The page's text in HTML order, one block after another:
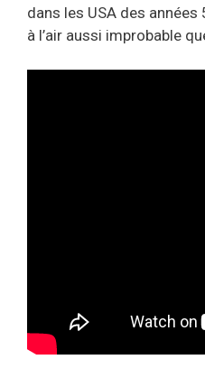
dans les USA des années
à l’air aussi improbable